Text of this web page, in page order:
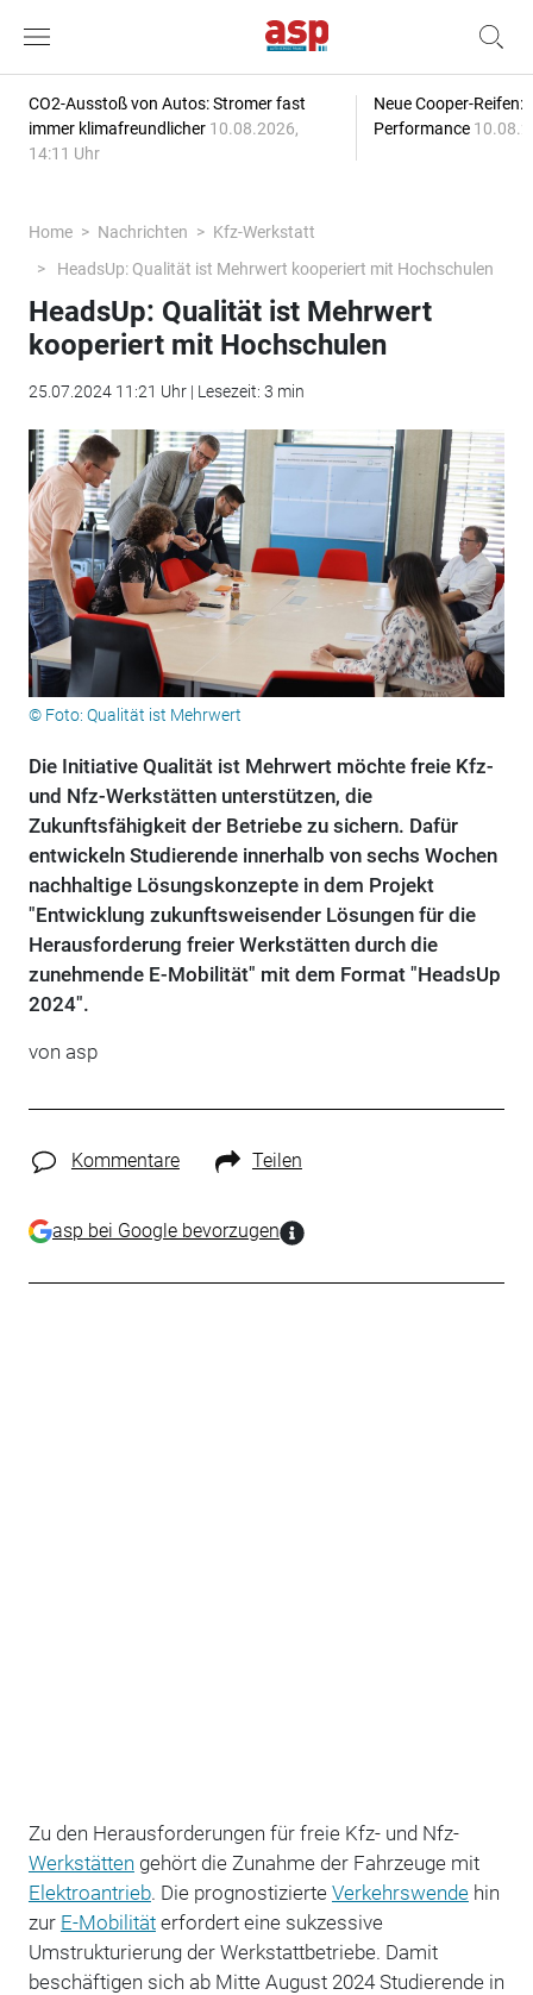
CO2-Ausstoß von Autos: Stromer fast
immer klimafreundlicher 10.08.2026,
14:11 Uhr
Neue Cooper-Reifen:
Performance
Home Nachrichten
Kfz-Werkstatt
HeadsUp: Qualität ist Mehrwert kooperiert mit Hochschulen
HeadsUp: Qualität ist Mehrwert
kooperiert mit Hochschulen
25.07.2024 11:21 Uhr | Lesezeit: 3 min
© Foto: Qualität ist Mehrwert
Die Initiative Qualität ist Mehrwert möchte freie Kfz-
und Nfz-Werkstätten unterstützen, die
Zukunftsfähigkeit der Betriebe zu sichern. Dafür
entwickeln Studierende innerhalb von sechs Wochen
nachhaltige Lösungskonzepte in dem Projekt
"Entwicklung zukunftsweisender Lösungen für die
Herausforderung freier Werkstätten durch die
zunehmende E-Mobilität" mit dem Format "HeadsUp
2024".
von asp
Kommentare Teilen
asp bei Google bevorzugen
Zu den Herausforderungen für freie Kfz- und Nfz-
Werkstätten gehört die Zunahme der Fahrzeuge mit
Elektroantrieb. Die prognostizierte Verkehrswendehin
zur E-Mobilitäterfordert eine sukzessive
Umstrukturierung der Werkstattbetriebe. Damit
beschäftigen sich ab Mitte August 2024 Studierende in